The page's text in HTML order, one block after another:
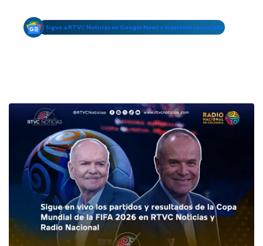
Sigue a RTVC Noticias en Google News y mantente conectado